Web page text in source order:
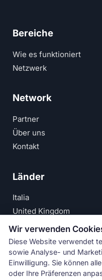
Bereiche
Wie es funktioniert
Netzwerk
Network
Partner
Über uns
Kontakt
Länder
Italia
United Kingdom
Deutschland
España
© Numeri Primi Srl —
Impressum·
Wir verwenden
Diese Website verwendet
sowie Analyse- und
Einwilligung. Sie können
oder Ihre Präferenzen